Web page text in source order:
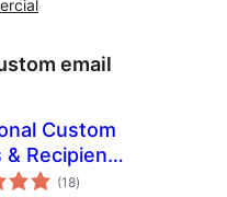
email
Custom
& Recipients
(18total
aprecieri
)